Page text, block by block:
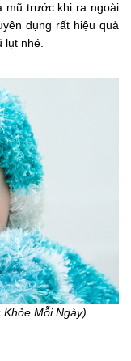
mũ trước khi ra ngoài
dụng rất hiệu quả
nhé.
Mỗi Ngày)